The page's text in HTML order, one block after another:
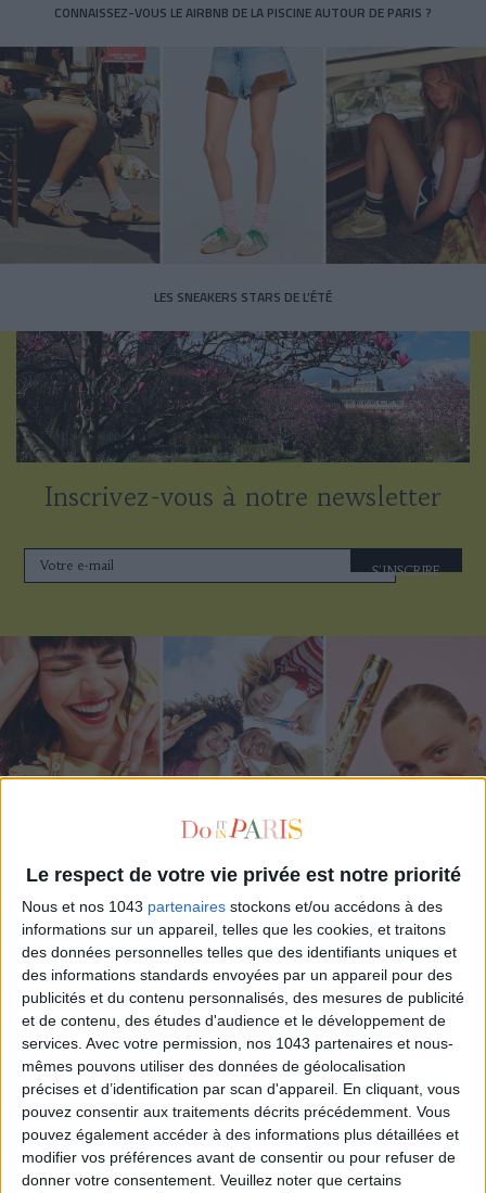
Le respect de votre vie privée est notre priorité
Nous et nos 1043 partenaires stockons et/ou accédons à des
informations sur un appareil, telles que les cookies, et traitons
des données personnelles telles que des identifiants uniques et
des informations standards envoyées par un appareil pour des
publicités et du contenu personnalisés, des mesures de publicité
et de contenu, des études d'audience et le développement de
services. Avec votre permission, nos 1043 partenaires et nous-
mêmes pouvons utiliser des données de géolocalisation
précises et d’identification par scan d'appareil. En cliquant, vous
pouvez consentir aux traitements décrits précédemment. Vous
pouvez également accéder à des informations plus détaillées et
modifier vos préférences avant de consentir ou pour refuser de
donner votre consentement. Veuillez noter que certains
CONNAISSEZ-VOUS LE AIRBNB DE LA PISCINE AUTOUR DE PARIS ?
LES SNEAKERS STARS DE L’ÉTÉ
Inscrivez-vous à notre newsletter
S'INSCRIRE
ADOPT PARFUMS RÉVOLUTIONNE LA PARFUMERIE MADE IN FRANCE À PETIT PRIX
TOUT CE QUE VOUS DEVEZ FAIRE À PARIS EN AOÛT